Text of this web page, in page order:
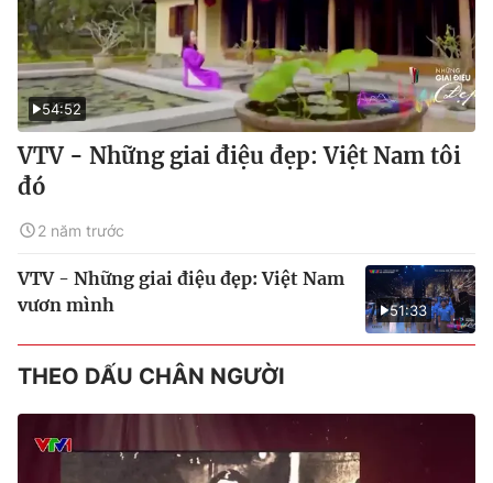
54:52
VTV - Những giai điệu đẹp: Việt Nam tôi
đó
2 năm trước
51:33
VTV - Những giai điệu đẹp: Việt Nam
vươn mình
THEO DẤU CHÂN NGƯỜI